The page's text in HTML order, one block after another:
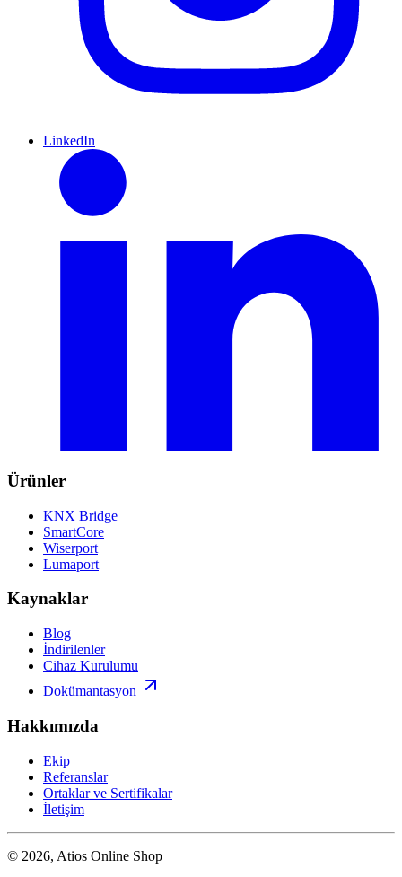
LinkedIn
Ürünler
KNX Bridge
SmartCore
Wiserport
Lumaport
Kaynaklar
Blog
İndirilenler
Cihaz Kurulumu
Dokümantasyon
Hakkımızda
Ekip
Referanslar
Ortaklar ve Sertifikalar
İletişim
© 2026, Atios Online Shop